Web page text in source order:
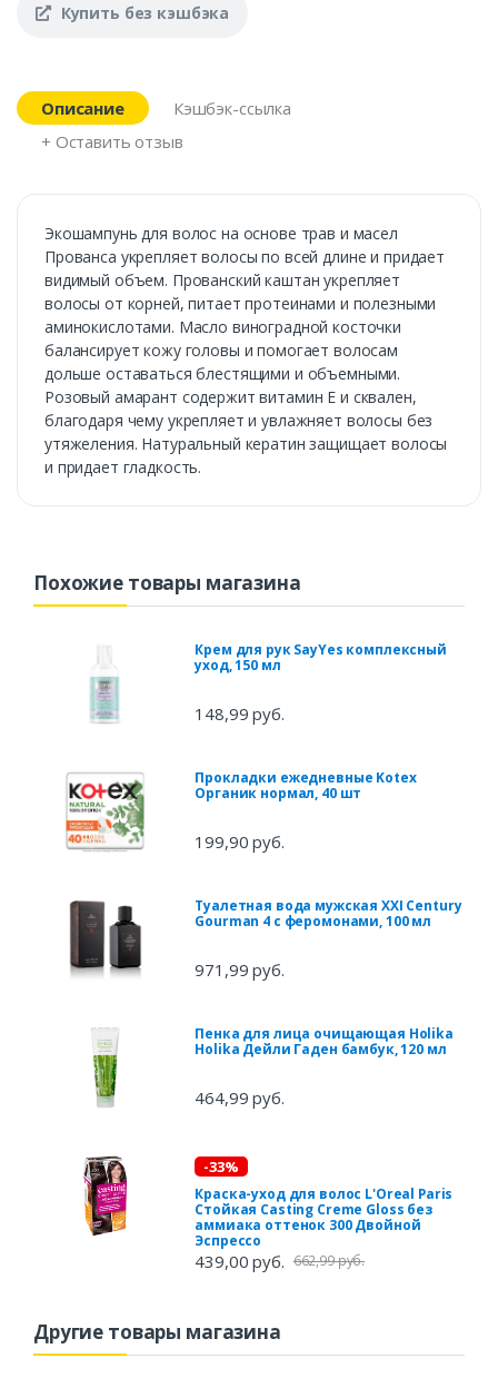
Купить без кэшбэка
Описание
Кэшбэк-ссылка
+ Оставить отзыв
Экошампунь для волос на основе трав и масел
Прованса укрепляет волосы по всей длине и придает
видимый объем. Прованский каштан укрепляет
волосы от корней, питает протеинами и полезными
аминокислотами. Масло виноградной косточки
балансирует кожу головы и помогает волосам
дольше оставаться блестящими и объемными.
Розовый амарант содержит витамин Е и сквален,
благодаря чему укрепляет и увлажняет волосы без
утяжеления. Натуральный кератин защищает волосы
и придает гладкость.
Похожие товары магазина
Крем для рук SayYes комплексный
уход, 150 мл
148,99 руб.
Прокладки ежедневные Kotex
Органик нормал, 40 шт
199,90 руб.
Туалетная вода мужская XXI Century
Gourman 4 с феромонами, 100 мл
971,99 руб.
Пенка для лица очищающая Holika
Holika Дейли Гаден бамбук, 120 мл
464,99 руб.
-33%
Краска-уход для волос L'Oreal Paris
Стойкая Casting Creme Gloss без
аммиака оттенок 300 Двойной
Эспрессо
439,00 руб. 662,99 руб.
Другие товары магазина